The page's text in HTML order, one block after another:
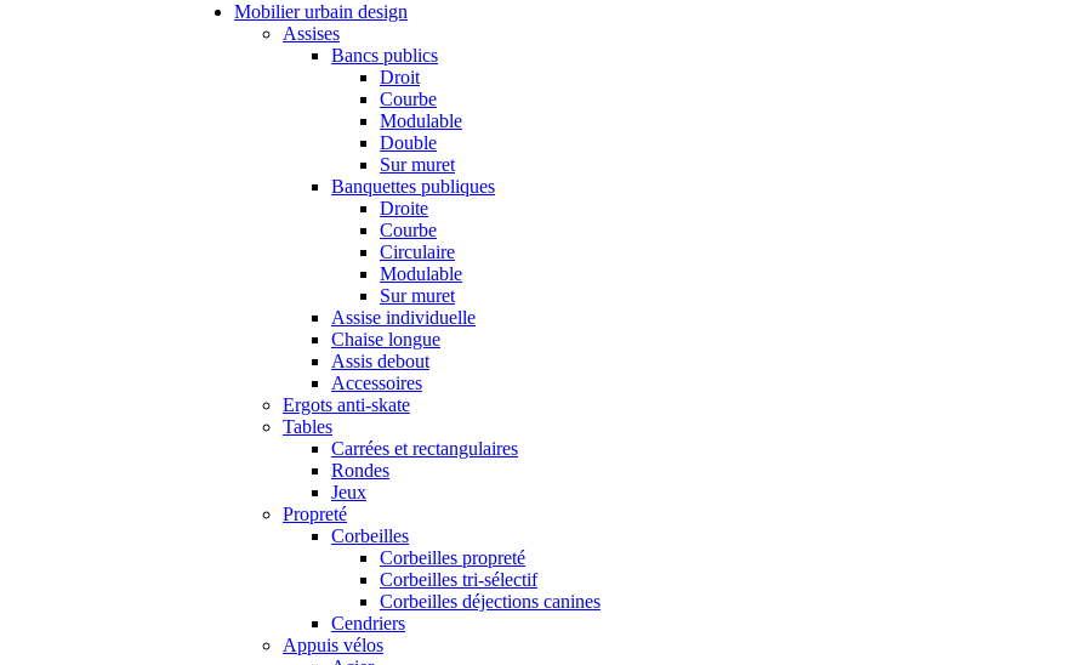
Mobilier urbain design
Assises
Bancs publics
Droit
Courbe
Modulable
Double
Sur muret
Banquettes publiques
Droite
Courbe
Circulaire
Modulable
Sur muret
Assise individuelle
Chaise longue
Assis debout
Accessoires
Ergots anti-skate
Tables
Carrées et rectangulaires
Rondes
Jeux
Propreté
Corbeilles
Corbeilles propreté
Corbeilles tri-sélectif
Corbeilles déjections canines
Cendriers
Appuis vélos